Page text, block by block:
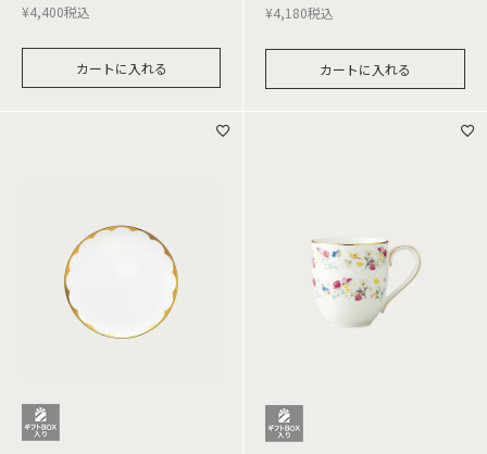
¥4,400税込
カートに入れる
¥4,180税込
カートに入れる